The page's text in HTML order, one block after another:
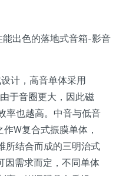
计，高音单体采用
于音圈更大，因此磁
率也越高。中音与低音
W复合式振膜单体，
所结合而成的三明治式
因需求而定，不同单体